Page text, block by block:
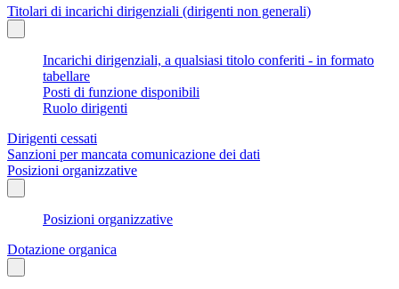
Titolari di incarichi dirigenziali (dirigenti non generali)
Incarichi dirigenziali, a qualsiasi titolo conferiti - in formato
tabellare
Posti di funzione disponibili
Ruolo dirigenti
Dirigenti cessati
Sanzioni per mancata comunicazione dei dati
Posizioni organizzative
Posizioni organizzative
Dotazione organica